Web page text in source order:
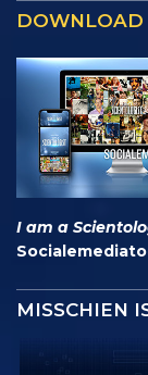
DOWNLOAD
I am a
MISSCHIEN